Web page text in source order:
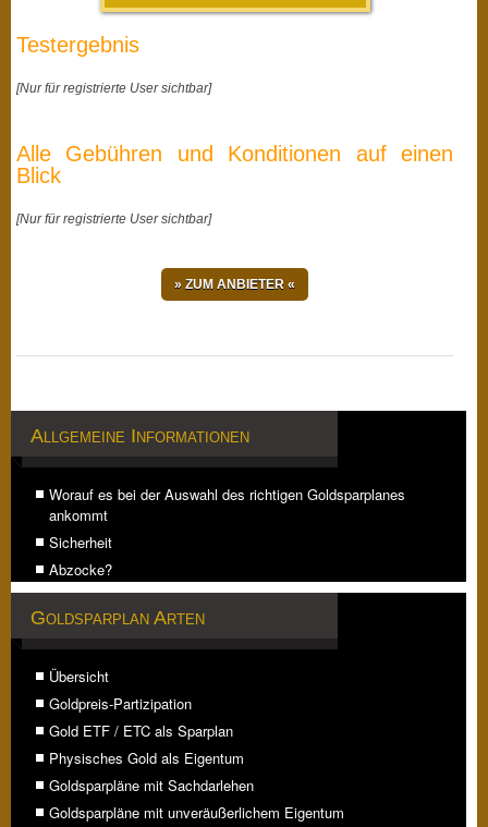
Testergebnis
[Nur für registrierte User sichtbar]
Alle Gebühren und Konditionen auf einen
Blick
[Nur für registrierte User sichtbar]
» ZUM ANBIETER «
Allgemeine Informationen
Worauf es bei der Auswahl des richtigen Goldsparplanes
ankommt
Sicherheit
Abzocke?
Goldsparplan Arten
Übersicht
Goldpreis-Partizipation
Gold ETF / ETC als Sparplan
Physisches Gold als Eigentum
Goldsparpläne mit Sachdarlehen
Goldsparpläne mit unveräußerlichem Eigentum